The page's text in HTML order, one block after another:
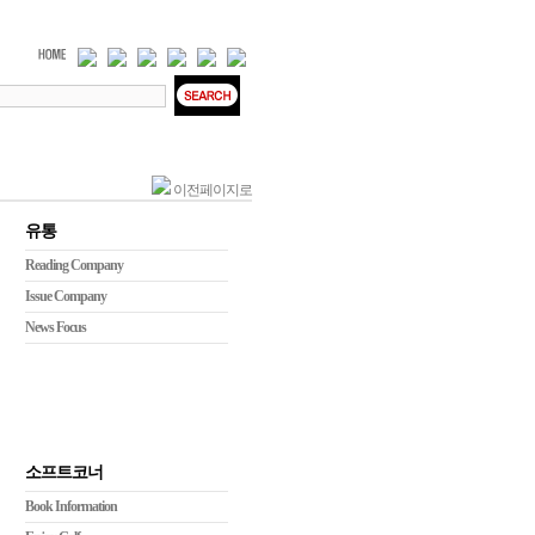
이전페이지로
유통
Reading Company
Issue Company
News Focus
소프트코너
Book Information